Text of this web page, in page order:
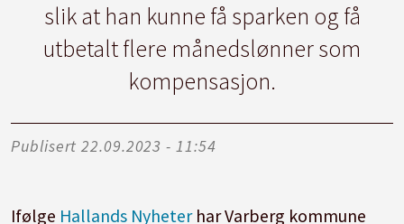
slik at han kunne få sparken og få
utbetalt flere månedslønner som
kompensasjon.
Publisert 22.09.2023 - 11:54
Ifølge Hallands Nyheterhar Varberg kommune